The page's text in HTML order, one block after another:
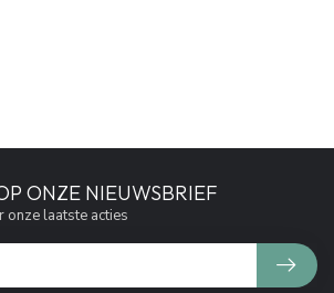
ONZE NIEUWSBRIEF
onze laatste acties